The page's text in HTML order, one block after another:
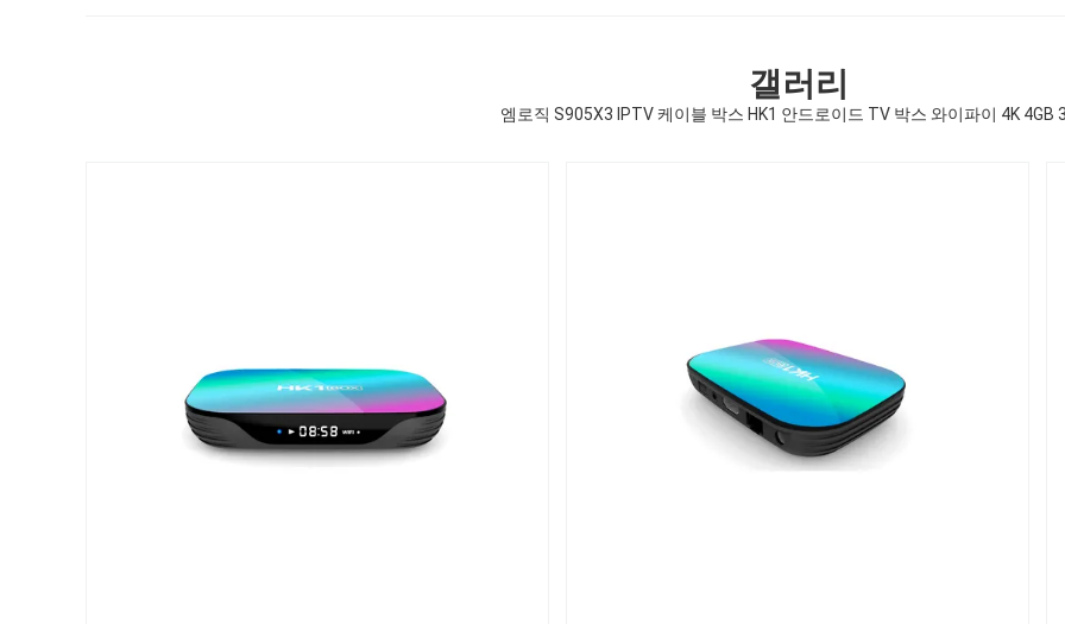
갤러리
엠로직 S905X3 IPTV 케이블 박스 HK1 안드로이드 TV 박스 와이파이 4K 4GB